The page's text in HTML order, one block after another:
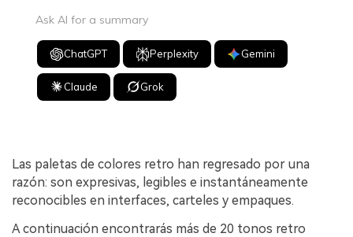
Ask AI for a summary
ChatGPT Perplexity Gemini
Claude Grok
Las paletas de colores retro han regresado por una
razón: son expresivas, legibles e instantáneamente
reconocibles en interfaces, carteles y empaques.
A continuación encontrarás más de 20 tonos retro